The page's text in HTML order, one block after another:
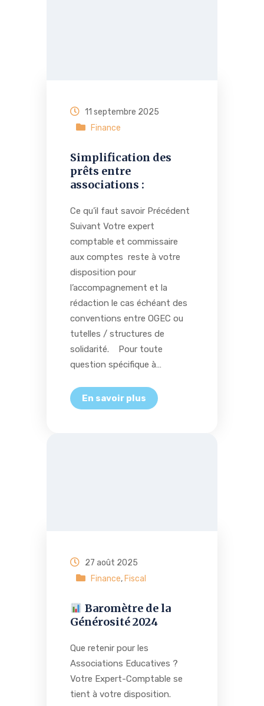
11 septembre 2025
Finance
Simplification des
prêts entre
associations :
Ce qu’il faut savoir Précédent
Suivant Votre expert
comptable et commissaire
aux comptes reste à votre
disposition pour
l’accompagnement et la
rédaction le cas échéant des
conventions entre OGEC ou
tutelles / structures de
solidarité. Pour toute
question spécifique à…
27 août 2025
Finance, Fiscal
Baromètre de la
Générosité 2024
Que retenir pour les
Associations Educatives ?
Votre Expert-Comptable se
tient à votre disposition.